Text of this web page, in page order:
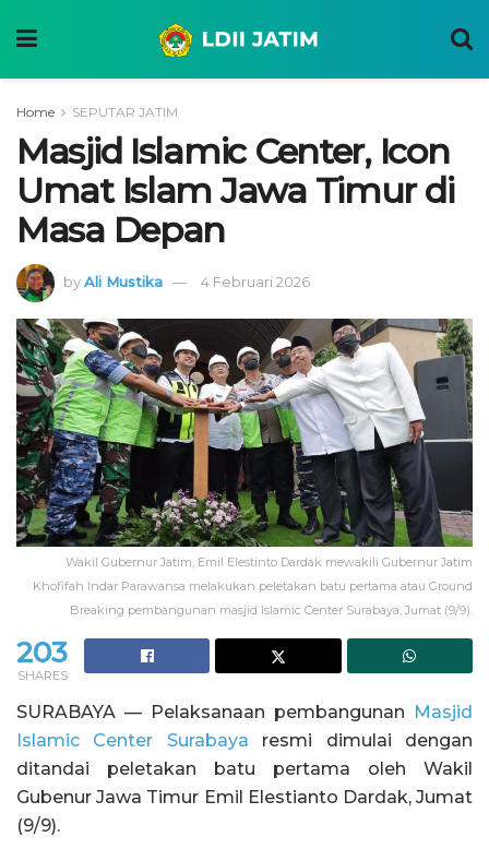
Home SEPUTAR JATIM
Masjid Islamic Center, Icon
Umat Islam Jawa Timur di
Masa Depan
byAli Mustika 4 Februari 2026
Wakil Gubernur Jatim, Emil Elestinto Dardak mewakili Gubernur Jatim
Khofifah Indar Parawansa melakukan peletakan batu pertama atau Ground
Breaking pembangunan masjid Islamic Center Surabaya, Jumat (9/9).
203
SHARES
SURABAYA — Pelaksanaan pembangunan Masjid
Islamic Center Surabaya resmi dimulai dengan
ditandai peletakan batu pertama oleh Wakil
Gubenur Jawa Timur Emil Elestianto Dardak, Jumat
(9/9).